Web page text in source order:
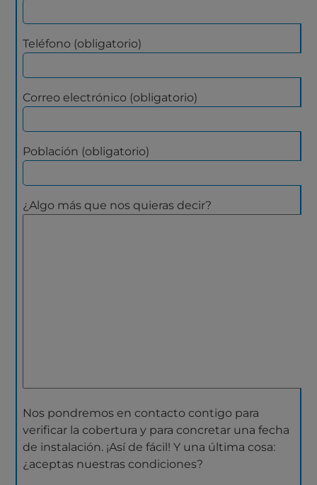
Teléfono (obligatorio)
Correo electrónico (obligatorio)
Población (obligatorio)
¿Algo más que nos quieras decir?
Nos pondremos en contacto contigo para
verificar la cobertura y para concretar una fecha
de instalación. ¡Así de fácil! Y una última cosa:
¿aceptas nuestras condiciones?